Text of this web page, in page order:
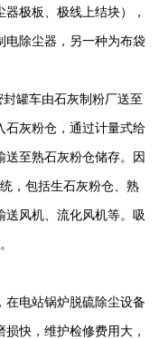
极板、极线上结块），
电除尘器，另一种为布袋
罐车由石灰制粉厂送至
石灰粉仓，通过计量式给
至熟石灰粉仓储存。因
，包括生石灰粉仓、熟
送风机、流化风机等。吸
在电站锅炉脱硫除尘设备
损快，维护检修费用大，